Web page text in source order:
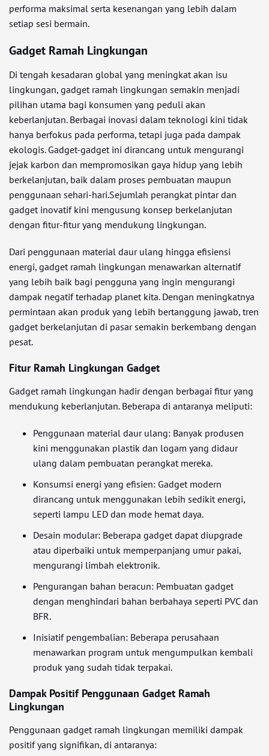
performa maksimal serta kesenangan yang lebih dalam
setiap sesi bermain.
Gadget Ramah Lingkungan
Di tengah kesadaran global yang meningkat akan isu
lingkungan, gadget ramah lingkungan semakin menjadi
pilihan utama bagi konsumen yang peduli akan
keberlanjutan. Berbagai inovasi dalam teknologi kini tidak
hanya berfokus pada performa, tetapi juga pada dampak
ekologis. Gadget-gadget ini dirancang untuk mengurangi
jejak karbon dan mempromosikan gaya hidup yang lebih
berkelanjutan, baik dalam proses pembuatan maupun
penggunaan sehari-hari.Sejumlah perangkat pintar dan
gadget inovatif kini mengusung konsep berkelanjutan
dengan fitur-fitur yang mendukung lingkungan.
Dari penggunaan material daur ulang hingga efisiensi
energi, gadget ramah lingkungan menawarkan alternatif
yang lebih baik bagi pengguna yang ingin mengurangi
dampak negatif terhadap planet kita. Dengan meningkatnya
permintaan akan produk yang lebih bertanggung jawab, tren
gadget berkelanjutan di pasar semakin berkembang dengan
pesat.
Fitur Ramah Lingkungan Gadget
Gadget ramah lingkungan hadir dengan berbagai fitur yang
mendukung keberlanjutan. Beberapa di antaranya meliputi:
Penggunaan material daur ulang: Banyak produsen
kini menggunakan plastik dan logam yang didaur
ulang dalam pembuatan perangkat mereka.
Konsumsi energi yang efisien: Gadget modern
dirancang untuk menggunakan lebih sedikit energi,
seperti lampu LED dan mode hemat daya.
Desain modular: Beberapa gadget dapat diupgrade
atau diperbaiki untuk memperpanjang umur pakai,
mengurangi limbah elektronik.
Pengurangan bahan beracun: Pembuatan gadget
dengan menghindari bahan berbahaya seperti PVC dan
BFR.
Inisiatif pengembalian: Beberapa perusahaan
menawarkan program untuk mengumpulkan kembali
produk yang sudah tidak terpakai.
Dampak Positif Penggunaan Gadget Ramah
Lingkungan
Penggunaan gadget ramah lingkungan memiliki dampak
positif yang signifikan, di antaranya: